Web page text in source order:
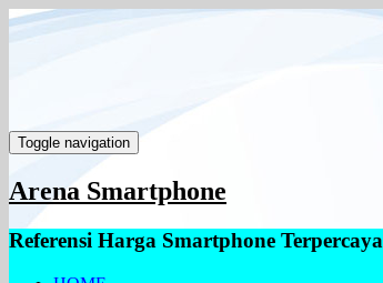
Toggle navigation
Arena Smartphone
Referensi Harga Smartphone Terpercaya